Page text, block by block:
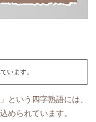
います。
という四字熟語には、
められています。